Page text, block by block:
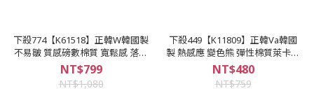
下殺774【K61518】正韓W韓國製
不易皺 質感磅數棉質 寬鬆感 落肩
口袋 襯衫式外套
NT$799
NT$1,080
下殺449【K11809】正韓Va韓國
製 熱感應 變色熊 彈性棉質萊卡觸
感優 3色 圓領短袖T
NT$480
NT$759